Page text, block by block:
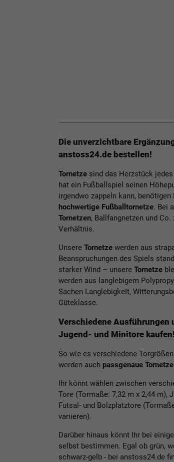
Die unverzichtbare
anstoss24.de bestellen!
Tornetze sind das Herzstück
hat ein Fußballspiel seinen
irgendwo zappeln kann,
hochwertige Fußballtornetze. Bei
Tornetzen, Ballfangnetzen und
Verhältnis.
Unsere Tornetze werden aus
Beanspruchungen des Spiels
starker Wind – unsere Tornetze
werden aus langlebigem
Sachen Langlebigkeit,
Güteklasse.
Verschiedene Ausführungen
Jugend- und Minitore kaufen!
So wie es verschiedene
werden auch passgenaue Tornetze
Ihr könnt wählen zwischen
Tore (Tormaße: 7,32 m x 2,44 m),
Futsal- und Bolzplatztore
variieren).
Darüber hinaus könnt Ihr bei
selbst bestimmen. Egal ob grün,
schwarz-gelb - bei anstoss24.de